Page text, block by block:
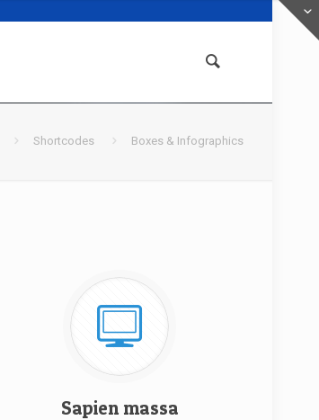
Shortcodes Boxes & Infographics
Sapien massa